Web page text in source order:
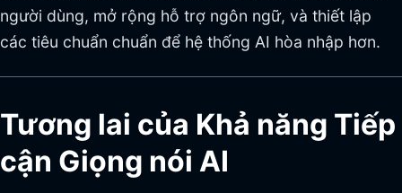
người dùng, mở rộng hỗ trợ ngôn ngữ, và thiết lập
các tiêu chuẩn chuẩn để hệ thống AI hòa nhập hơn.
Tương lai của Khả năng Tiếp
cận Giọng nói AI